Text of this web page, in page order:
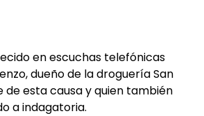
en escuchas telefónicas
dueño de la droguería San
de esta causa y quien también
a indagatoria.